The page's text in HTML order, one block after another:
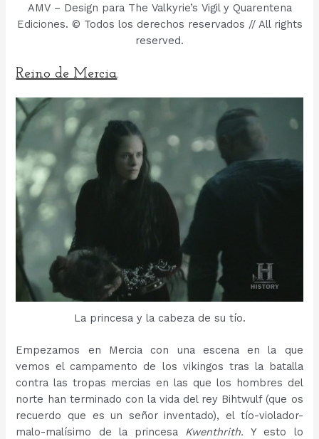
AMV – Design para The Valkyrie’s Vigil y Quarentena
Ediciones. © Todos los derechos reservados // All rights
reserved.
Reino de Mercia.
La princesa y la cabeza de su tío.
Empezamos en Mercia con una escena en la que
vemos el campamento de los vikingos tras la batalla
contra las tropas mercias en las que los hombres del
norte han terminado con la vida del rey Bihtwulf (que os
recuerdo que es un señor inventado), el tío-violador-
malo-malísimo de la princesa Kwenthrith.Y esto lo